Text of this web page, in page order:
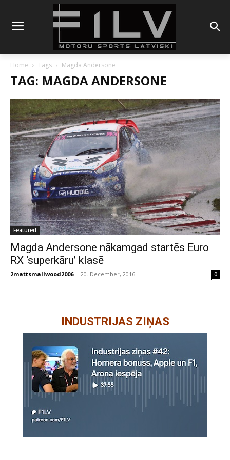
Home Tags Magda Andersone
TAG: MAGDA ANDERSONE
Featured
Magda Andersone nākamgad startēs Euro
RX ‘superkāru’ klasē
2mattsmallwood2006 - 20. December, 2016 0
INDUSTRIJAS ZIŅAS